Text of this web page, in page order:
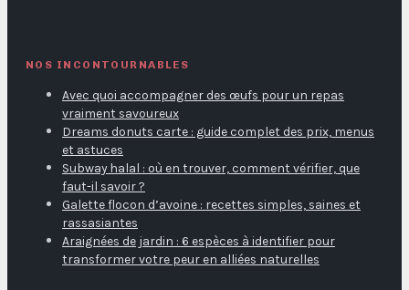
NOS INCONTOURNABLES
Avec quoi accompagner des œufs pour un repas
vraiment savoureux
Dreams donuts carte : guide complet des prix, menus
et astuces
Subway halal : où en trouver, comment vérifier, que
faut-il savoir ?
Galette flocon d’avoine : recettes simples, saines et
rassasiantes
Araignées de jardin : 6 espèces à identifier pour
transformer votre peur en alliées naturelles